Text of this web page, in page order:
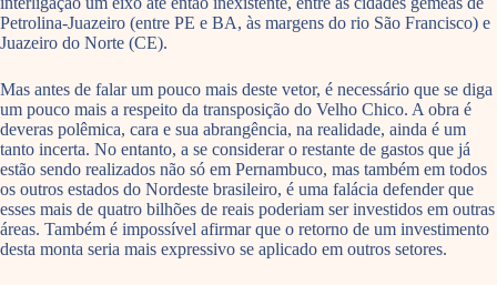
Petrolina-Juazeiro (entre PE e BA, às margens do rio São Francisco) e
Juazeiro do Norte (CE).
Mas antes de falar um pouco mais deste vetor, é necessário que se diga
um pouco mais a respeito da transposição do Velho Chico. A obra é
deveras polêmica, cara e sua abrangência, na realidade, ainda é um
tanto incerta. No entanto, a se considerar o restante de gastos que já
estão sendo realizados não só em Pernambuco, mas também em todos
os outros estados do Nordeste brasileiro, é uma falácia defender que
esses mais de quatro bilhões de reais poderiam ser investidos em outras
áreas. Também é impossível afirmar que o retorno de um investimento
desta monta seria mais expressivo se aplicado em outros setores.